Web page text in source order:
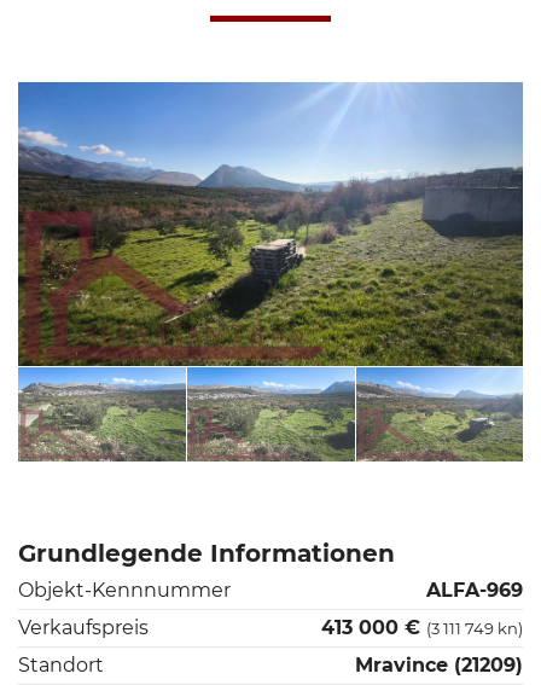
Grundlegende Informationen
Objekt-Kennnummer
ALFA-969
Verkaufspreis
413 000 € (3 111 749 kn)
Standort
Mravince (21209)